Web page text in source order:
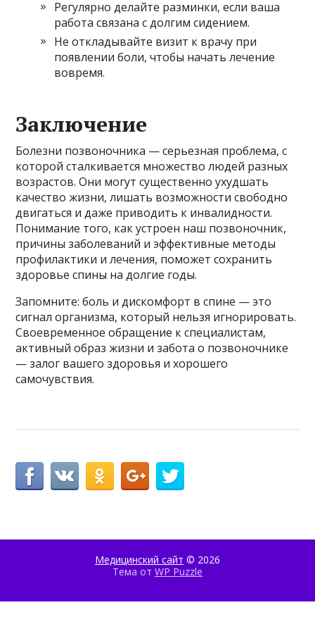
Регулярно делайте разминки, если ваша
работа связана с долгим сидением.
Не откладывайте визит к врачу при
появлении боли, чтобы начать лечение
вовремя.
Заключение
Болезни позвоночника — серьезная проблема, с
которой сталкивается множество людей разных
возрастов. Они могут существенно ухудшать
качество жизни, лишать возможности свободно
двигаться и даже приводить к инвалидности.
Понимание того, как устроен наш позвоночник,
причины заболеваний и эффективные методы
профилактики и лечения, поможет сохранить
здоровье спины на долгие годы.
Запомните: боль и дискомфорт в спине — это
сигнал организма, который нельзя игнорировать.
Своевременное обращение к специалистам,
активный образ жизни и забота о позвоночнике
— залог вашего здоровья и хорошего
самочувствия.
Медицинский сайт © 2026
Тема от WP Puzzle